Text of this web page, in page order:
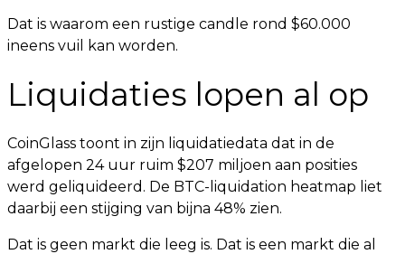
Dat is waarom een rustige candle rond $60.000
ineens vuil kan worden.
Liquidaties lopen al op
CoinGlass toont in zijn liquidatiedata dat in de
afgelopen 24 uur ruim $207 miljoen aan posities
werd geliquideerd. De BTC-liquidation heatmap liet
daarbij een stijging van bijna 48% zien.
Dat is geen markt die leeg is. Dat is een markt die al